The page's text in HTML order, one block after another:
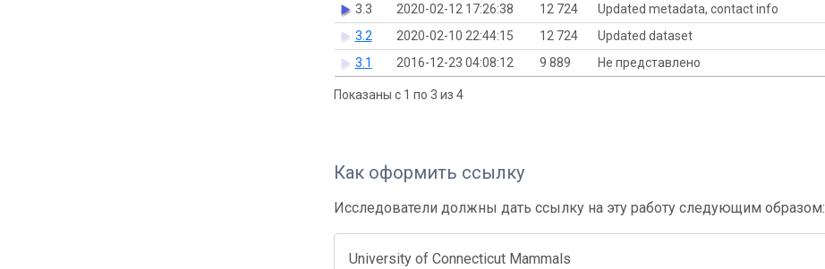
3.3
2020-02-12 17:26:38 12 724 Updated metadata, contact info
3.2
2020-02-10 22:44:15 12 724 Updated dataset
3.1
2016-12-23 04:08:12 9 889 Не представлено
Показаны с 1 по 3 из 4
Как оформить ссылку
Исследователи должны дать ссылку на эту работу следующим образом:
University of Connecticut Mammals